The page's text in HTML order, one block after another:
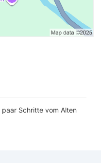
Schritte vom Alten